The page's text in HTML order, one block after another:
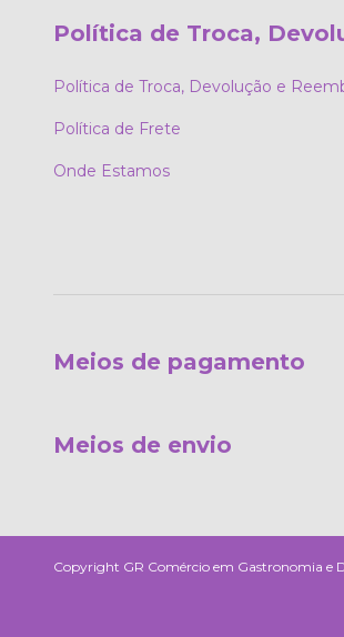
Política de Troca,
Política de Troca, Devolução e
Política de Frete
Onde Estamos
Meios de pagamento
Meios de envio
Copyright GR Comércio em Gastronomia e